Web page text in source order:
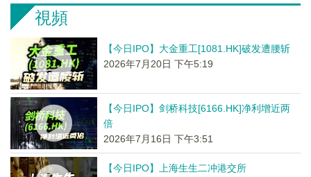
視頻
【今日IPO】大金重工[1081.HK]破发遭腰斩
2026年7月20日 下午5:19
【今日IPO】剑桥科技[6166.HK]净利增近两
倍
2026年7月16日 下午3:51
【今日IPO】上海生生二冲港交所